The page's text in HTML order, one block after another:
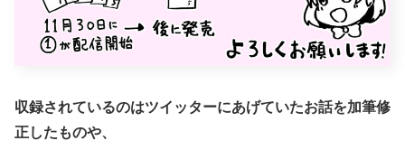
収録されているのはツイッターにあげていたお話を加筆修
正したものや、